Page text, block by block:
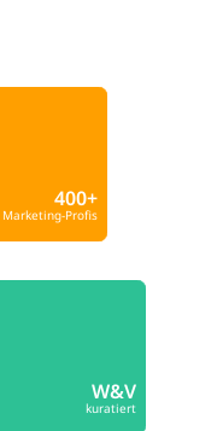
400+
Marketing-Profis
W&V
kuratiert